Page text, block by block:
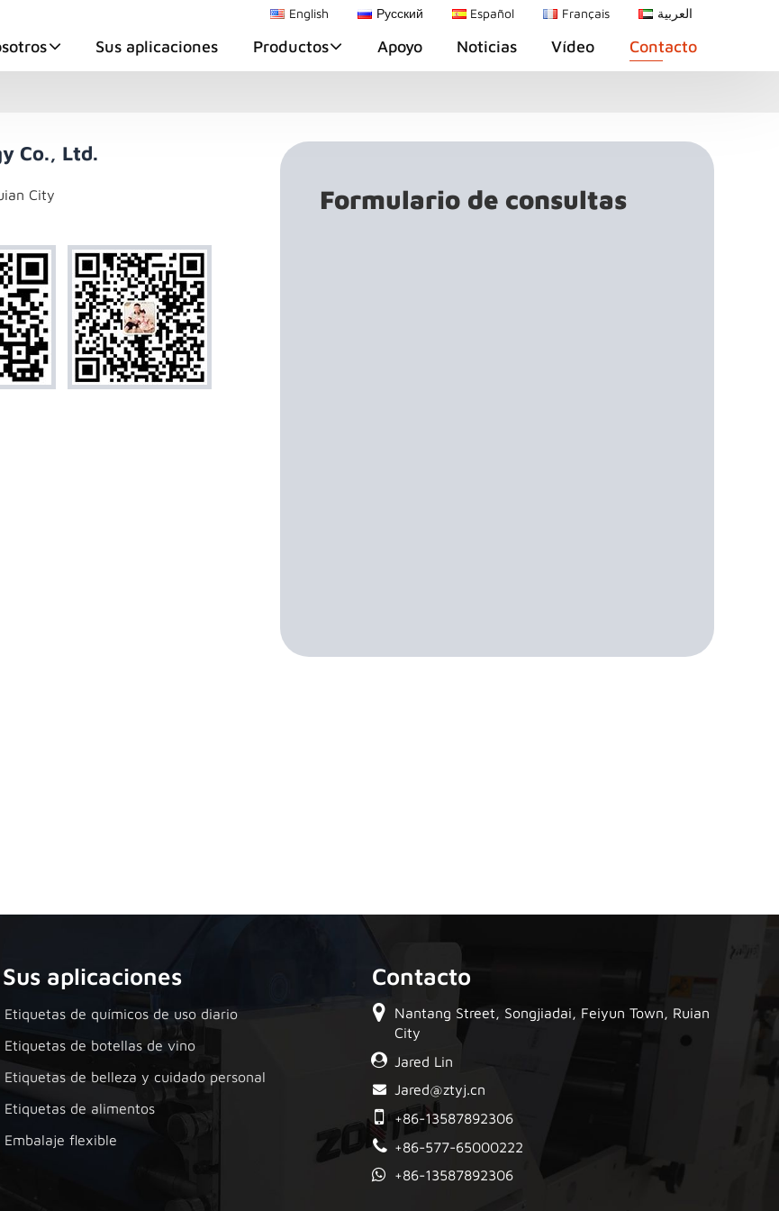
English Русский Español Français العربية
Sus aplicaciones Productos Apoyo Noticias Vídeo Contacto
Co., Ltd.
City Formulario de consultas
Sus aplicaciones
Etiquetas de químicos de uso diario
Etiquetas de botellas de vino
Etiquetas de belleza y cuidado personal
Etiquetas de alimentos
Embalaje flexible
Contacto
Nantang Street, Songjiadai, Feiyun Town, Ruian
City
Jared Lin
Jared@ztyj.cn
+86-13587892306
+86-577-65000222
+86-13587892306